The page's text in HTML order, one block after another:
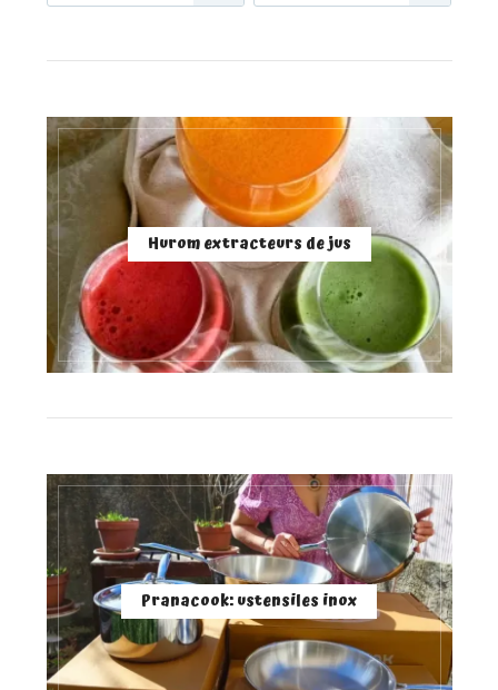
Hurom extracteurs de jus
Pranacook: ustensiles inox